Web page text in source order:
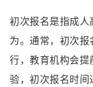
初次报名是指成
为。通常，初次
行，教育机构会
验，初次报名时间